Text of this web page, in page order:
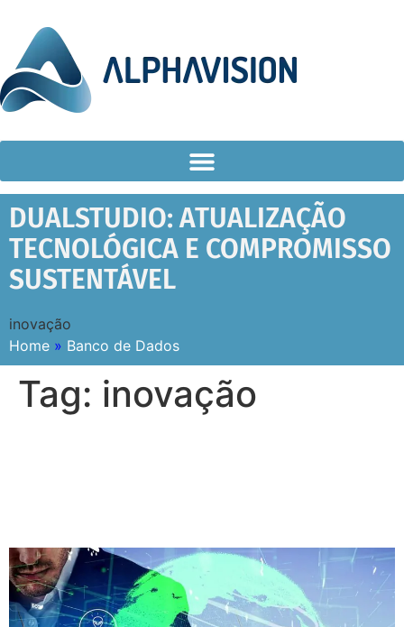
DUALSTUDIO: ATUALIZAÇÃO
TECNOLÓGICA E COMPROMISSO
SUSTENTÁVEL
inovação
Home » Banco de Dados
Tag: inovação